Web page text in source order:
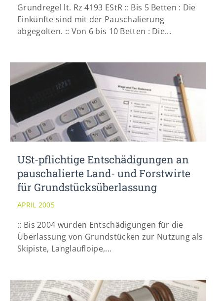
Grundregel lt. Rz 4193 EStR :: Bis 5 Betten : Die
Einkünfte sind mit der Pauschalierung
abgegolten. :: Von 6 bis 10 Betten : Die...
USt-pflichtige Entschädigungen an
pauschalierte Land- und Forstwirte
für Grundstücksüberlassung
APRIL 2005
:: Bis 2004 wurden Entschädigungen für die
Überlassung von Grundstücken zur Nutzung als
Skipiste, Langlaufloipe,...